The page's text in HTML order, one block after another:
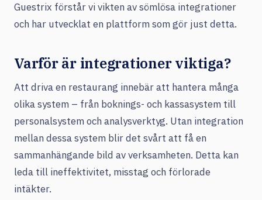
Guestrix förstår vi vikten av sömlösa integrationer
och har utvecklat en plattform som gör just detta.
Varför är integrationer viktiga?
Att driva en restaurang innebär att hantera många
olika system – från boknings- och kassasystem till
personalsystem och analysverktyg. Utan integration
mellan dessa system blir det svårt att få en
sammanhängande bild av verksamheten. Detta kan
leda till ineffektivitet, misstag och förlorade
intäkter.